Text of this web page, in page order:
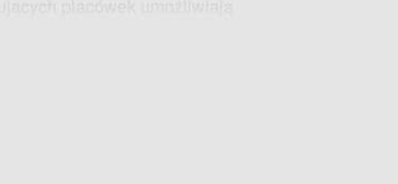
współpracujących punktów